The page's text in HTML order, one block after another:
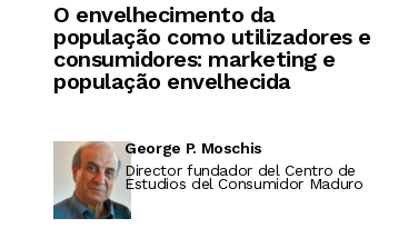
O envelhecimento da
população como utilizadores e
consumidores: marketing e
população envelhecida
George P. Moschis
Director fundador del Centro de
Estudios del Consumidor Maduro